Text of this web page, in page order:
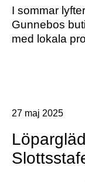
I sommar
Gunnebos
med lokala
27 maj 2025